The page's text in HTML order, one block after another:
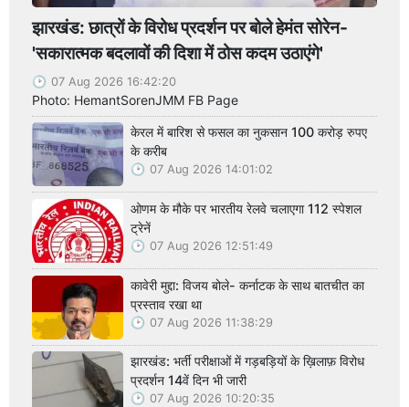
झारखंड: छात्रों के विरोध प्रदर्शन पर बोले हेमंत सोरेन-
'सकारात्मक बदलावों की दिशा में ठोस कदम उठाएंगे'
07 Aug 2026 16:42:20
Photo: HemantSorenJMM FB Page
केरल में बारिश से फसल का नुकसान 100 करोड़ रुपए
के करीब
07 Aug 2026 14:01:02
ओणम के मौके पर भारतीय रेलवे चलाएगा 112 स्पेशल
ट्रेनें
07 Aug 2026 12:51:49
कावेरी मुद्दा: विजय बोले- कर्नाटक के साथ बातचीत का
प्रस्ताव रखा था
07 Aug 2026 11:38:29
झारखंड: भर्ती परीक्षाओं में गड़बड़ियों के ख़िलाफ़ विरोध
प्रदर्शन 14वें दिन भी जारी
07 Aug 2026 10:20:35